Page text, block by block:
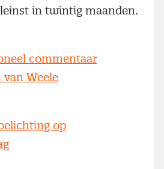
in twintig maanden.
commentaar
Weele
op